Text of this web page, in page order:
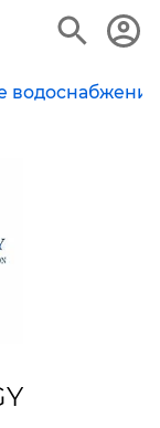
водоснабжение